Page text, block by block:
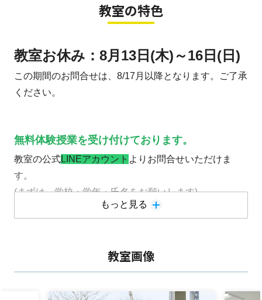
教室の特色
教室お休み：8月13日(木)～16日(日)
この期間のお問合せは、8/17月以降となります。ご了承
ください。
無料体験授業を受け付けております。
教室の公式LINEアカウント よりお問合せいただけま
す。
(まずは、学校・学年・氏名をお願いします)
普段の学習では、予習を中心に進めており、学校内容
についていけるようにサポートします。また「明光式特
許10段階学習法」を用い、あらゆる学力層の生徒さん
もっと見る
教室画像